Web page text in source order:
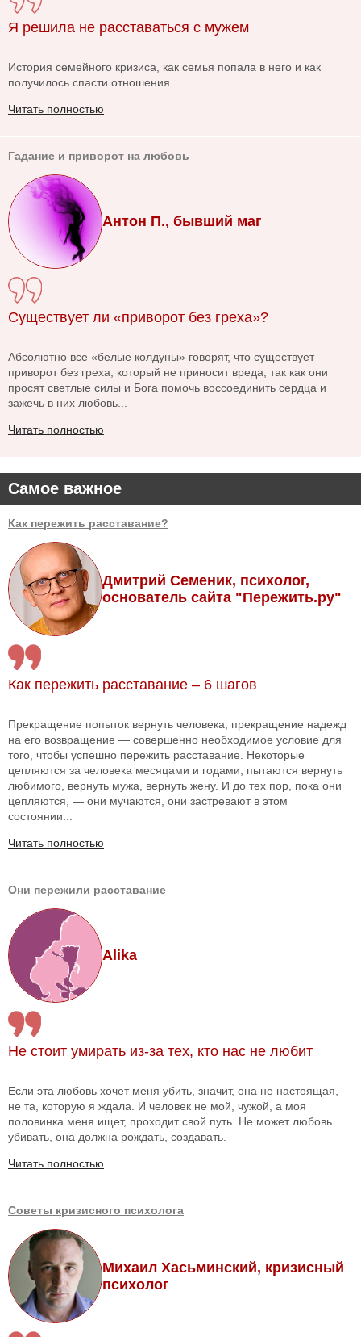
Самое важное
Как пережить расставание?
Дмитрий Семеник, психолог,
основатель сайта "Пережить.ру"
Как пережить расставание – 6 шагов
Прекращение попыток вернуть человека, прекращение надежд
на его возвращение — совершенно необходимое условие для
того, чтобы успешно пережить расставание. Некоторые
цепляются за человека месяцами и годами, пытаются вернуть
любимого, вернуть мужа, вернуть жену. И до тех пор, пока они
цепляются, — они мучаются, они застревают в этом
состоянии...
Читать полностью
Они пережили расставание
Alika
Не стоит умирать из-за тех, кто нас не любит
Если эта любовь хочет меня убить, значит, она не настоящая,
не та, которую я ждала. И человек не мой, чужой, а моя
половинка меня ищет, проходит свой путь. Не может любовь
убивать, она должна рождать, создавать.
Читать полностью
Советы кризисного психолога
Михаил Хасьминский, кризисный
психолог
Я решила не расставаться с мужем
История семейного кризиса, как семья попала в него и как
получилось спасти отношения.
Читать полностью
Гадание и приворот на любовь
Антон П., бывший маг
Существует ли «приворот без греха»?
Абсолютно все «белые колдуны» говорят, что существует
приворот без греха, который не приносит вреда, так как они
просят светлые силы и Бога помочь воссоединить сердца и
зажечь в них любовь...
Читать полностью